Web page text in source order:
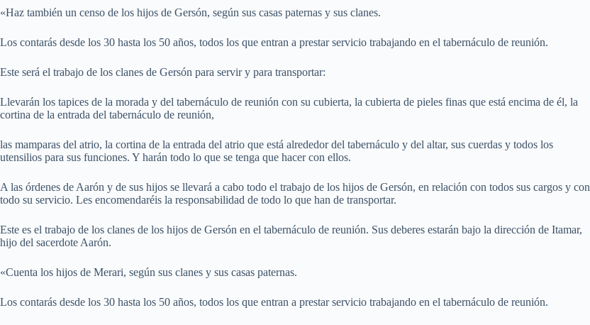
«Haz también un censo de los hijos de Gersón, según sus casas paternas y sus clanes.
Los contarás desde los 30 hasta los 50 años, todos los que entran a prestar servicio trabajando en el tabernáculo de reunión.
Este será el trabajo de los clanes de Gersón para servir y para transportar:
Llevarán los tapices de la morada y del tabernáculo de reunión con su cubierta, la cubierta de pieles finas que está encima de él, la
cortina de la entrada del tabernáculo de reunión,
las mamparas del atrio, la cortina de la entrada del atrio que está alrededor del tabernáculo y del altar, sus cuerdas y todos los
utensilios para sus funciones. Y harán todo lo que se tenga que hacer con ellos.
A las órdenes de Aarón y de sus hijos se llevará a cabo todo el trabajo de los hijos de Gersón, en relación con todos sus cargos y con
todo su servicio. Les encomendaréis la responsabilidad de todo lo que han de transportar.
Este es el trabajo de los clanes de los hijos de Gersón en el tabernáculo de reunión. Sus deberes estarán bajo la dirección de Itamar,
hijo del sacerdote Aarón.
«Cuenta los hijos de Merari, según sus clanes y sus casas paternas.
Los contarás desde los 30 hasta los 50 años, todos los que entran a prestar servicio trabajando en el tabernáculo de reunión.